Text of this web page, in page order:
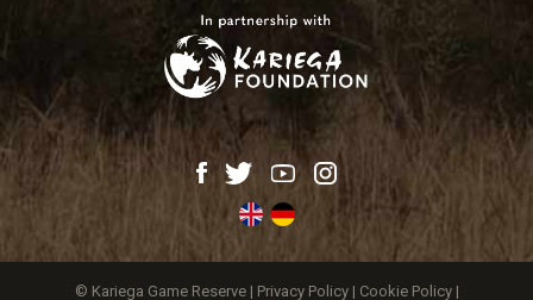
© Kariega Game Reserve | Privacy Policy | Cookie Policy |